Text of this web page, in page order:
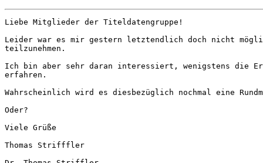
Liebe Mitglieder der Titeldatengruppe!
Leider war es mir gestern letztendlich doch nicht
teilzunehmen.
Ich bin aber sehr daran interessiert, wenigstens die
erfahren.
Wahrscheinlich wird es diesbezüglich nochmal eine
Oder?
Viele Grüße
Thomas Strifffler